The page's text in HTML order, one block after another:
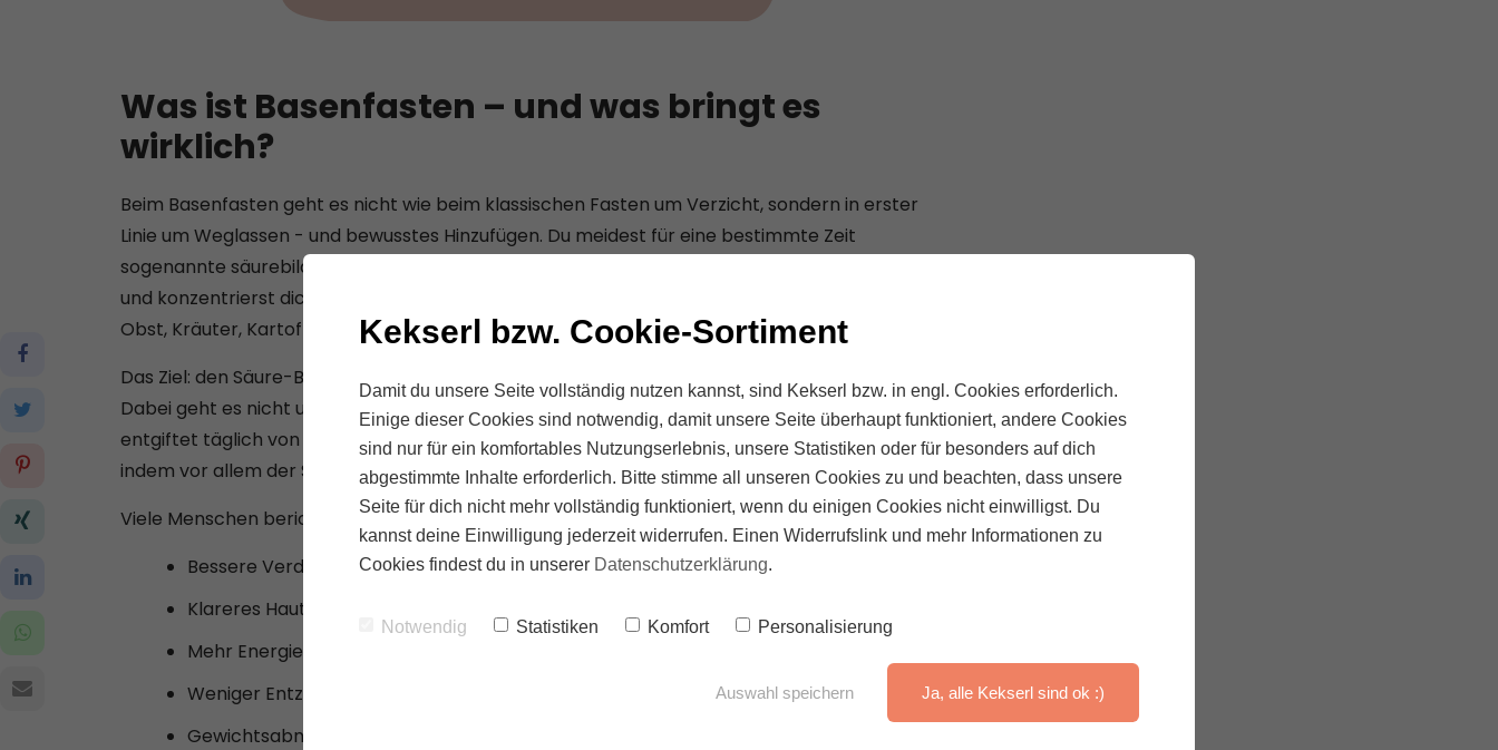
Was ist Basenfasten – und was bringt es
wirklich?
Beim Basenfasten geht es nicht wie beim klassischen Fasten um Verzicht, sondern in erster
Linie um Weglassen - und bewusstes Hinzufügen. Du meidest für eine bestimmte Zeit
sogenannte säurebildende Lebensmittel wie Fleisch, Milchprodukte, Zucker oder Weißmehl
und konzentrierst dich stattdessen auf basenbildende Lebensmittel: frisches Gemüse, reifes
Obst, Kräuter, Kartoffeln, Nüsse und hochwertige Öle.
Das Ziel: den Säure-Basen-Haushalt deines Körpers wieder ins Gleichgewicht zu bringen.
Dabei geht es nicht um „Entgiftung“ im Sinne einer medizinischen Detox-Kur. Unser Körper
entgiftet täglich von selbst, über Leber, Nieren, Haut und Darm. Basenfasten unterstützt dies,
indem vor allem der Stoffwechsel entlastet wird.
Viele Menschen berichten von positiven Veränderungen nach einer Basenfastenkur:
Bessere Verdauung
Klareres Hautbild
Mehr Energie und Vitalität
Weniger Entzündungen und Schmerzen
Gewichtsabnahme und Verbesserung des allgemeinen Wohlbefindens
Kekserl bzw. Cookie-Sortiment
Damit du unsere Seite vollständig nutzen kannst, sind Kekserl bzw. in engl. Cookies erforderlich.
Einige dieser Cookies sind notwendig, damit unsere Seite überhaupt funktioniert, andere Cookies
sind nur für ein komfortables Nutzungserlebnis, unsere Statistiken oder für besonders auf dich
abgestimmte Inhalte erforderlich. Bitte stimme all unseren Cookies zu und beachten, dass unsere
Seite für dich nicht mehr vollständig funktioniert, wenn du einigen Cookies nicht einwilligst. Du
kannst deine Einwilligung jederzeit widerrufen. Einen Widerrufslink und mehr Informationen zu
Cookies findest du in unserer Datenschutzerklärung.
Notwendig Statistiken Komfort Personalisierung
Auswahl speichern Ja, alle Kekserl sind ok :)